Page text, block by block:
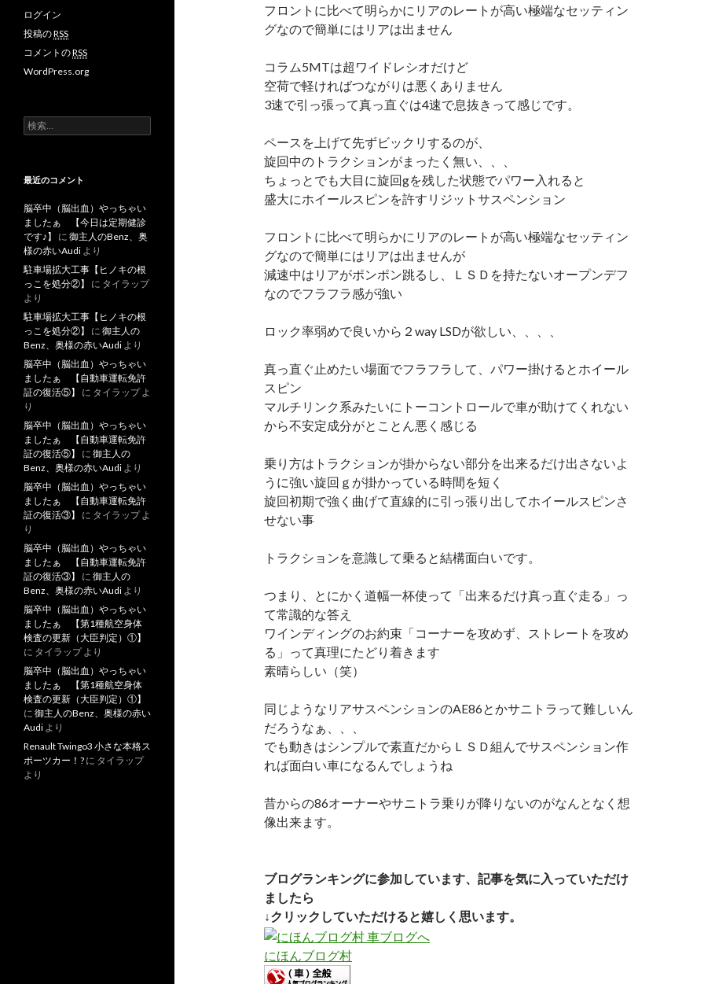
フロントに比べて明らかにリアのレートが高い極端なセッティン
グなので簡単にはリアは出ません
コラム5MTは超ワイドレシオだけど
空荷で軽ければつながりは悪くありません
3速で引っ張って真っ直ぐは4速で息抜きって感じです。
ペースを上げて先ずビックリするのが、
旋回中のトラクションがまったく無い、、、
ちょっとでも大目に旋回gを残した状態でパワー入れると
盛大にホイールスピンを許すリジットサスペンション
フロントに比べて明らかにリアのレートが高い極端なセッティン
グなので簡単にはリアは出ませんが
減速中はリアがポンポン跳るし、ＬＳＤを持たないオープンデフ
なのでフラフラ感が強い
ロック率弱めで良いから２way LSDが欲しい、、、、
真っ直ぐ止めたい場面でフラフラして、パワー掛けるとホイール
スピン
マルチリンク系みたいにトーコントロールで車が助けてくれない
から不安定成分がとことん悪く感じる
乗り方はトラクションが掛からない部分を出来るだけ出さないよ
うに強い旋回ｇが掛かっている時間を短く
旋回初期で強く曲げて直線的に引っ張り出してホイールスピンさ
せない事
トラクションを意識して乗ると結構面白いです。
つまり、とにかく道幅一杯使って「出来るだけ真っ直ぐ走る」っ
て常識的な答え
ワインディングのお約束「コーナーを攻めず、ストレートを攻め
る」って真理にたどり着きます
素晴らしい（笑）
同じようなリアサスペンションのAE86とかサニトラって難しいん
だろうなぁ、、、
でも動きはシンプルで素直だからＬＳＤ組んでサスペンション作
れば面白い車になるんでしょうね
昔からの86オーナーやサニトラ乗りが降りないのがなんとなく想
像出来ます。
ブログランキングに参加しています、記事を気に入っていただけ
ましたら
↓クリックしていただけると嬉しく思います。
にほんブログ村
ログイン
投稿のRSS
コメントのRSS
WordPress.org
検
索
最近のコメント
脳卒中（脳出血）やっちゃい
ましたぁ 【今日は定期健診
です♪】
に 御主人のBenz、奥
様の赤いAudi より
駐車場拡大工事【ヒノキの根
っこを処分②】
に タイラップ
より
駐車場拡大工事【ヒノキの根
っこを処分②】
に 御主人の
Benz、奥様の赤いAudi より
脳卒中（脳出血）やっちゃい
ましたぁ 【自動車運転免許
証の復活⑤】
に タイラップよ
り
脳卒中（脳出血）やっちゃい
ましたぁ 【自動車運転免許
証の復活⑤】
に 御主人の
Benz、奥様の赤いAudi より
脳卒中（脳出血）やっちゃい
ましたぁ 【自動車運転免許
証の復活③】
に タイラップよ
り
脳卒中（脳出血）やっちゃい
ましたぁ 【自動車運転免許
証の復活③】
に 御主人の
Benz、奥様の赤いAudi より
脳卒中（脳出血）やっちゃい
ましたぁ 【第1種航空身体
検査の更新（大臣判定）①】
に タイラップより
脳卒中（脳出血）やっちゃい
ましたぁ 【第1種航空身体
検査の更新（大臣判定）①】
に 御主人のBenz、奥様の赤い
Audi より
Renault Twingo3 小さな本格ス
ポーツカー！? に タイラップ
より